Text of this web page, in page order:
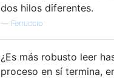
dos hilos diferentes.
— Ferruccio
¿Es más robusto leer
proceso en sí termina,